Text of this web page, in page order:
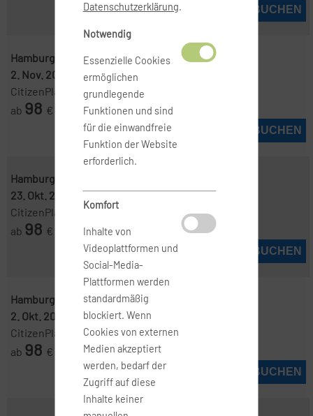
JETZT BUCHEN
Hamburg ( HAM )-Manchester ( MAN )
2. Nov. 2026
4. Nov. 2026
CitizenPlane
ab 98 €
JETZT BUCHEN
Hamburg ( HAM )
23. Okt. 2026
29. Okt. 2026
CitizenPlane
ab 98 €
JETZT BUCHEN
Hamburg ( HAM )-Manchester ( MAN )
2. Okt. 2026
7. Okt. 2026
CitizenPlane
ab 98 €
JETZT BUCHEN
Datenschutzerklärung.
Notwendig
Essenzielle Cookies
ermöglichen
grundlegende
Funktionen und sind
für die einwandfreie
Funktion der Website
erforderlich.
Komfort
Inhalte von
Videoplattformen und
Social-Media-
Plattformen werden
standardmäßig
blockiert. Wenn
Cookies von externen
Medien akzeptiert
werden, bedarf der
Zugriff auf diese
Inhalte keiner